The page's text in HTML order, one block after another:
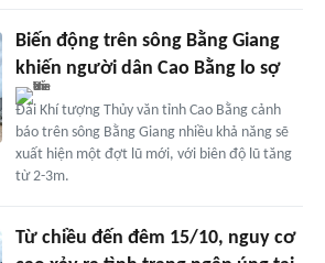
Biến động trên sông Bằng Giang
khiến người dân Cao Bằng lo sợ
Đài Khí tượng Thủy văn tỉnh Cao Bằng cảnh
báo trên sông Bằng Giang nhiều khả năng sẽ
xuất hiện một đợt lũ mới, với biên độ lũ tăng
từ 2-3m.
Từ chiều đến đêm 15/10, nguy cơ